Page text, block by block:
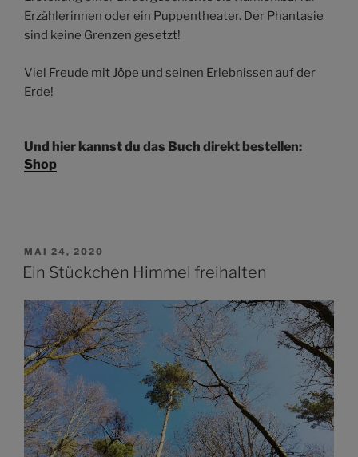
Erzählerinnen oder ein Puppentheater. Der Phantasie
sind keine Grenzen gesetzt!
Viel Freude mit Jöpe und seinen Erlebnissen auf der
Erde!
Und hier kannst du das Buch direkt bestellen:
Shop
VERÖFFENTLICHT
AM
MAI 24, 2020
Ein Stückchen Himmel freihalten